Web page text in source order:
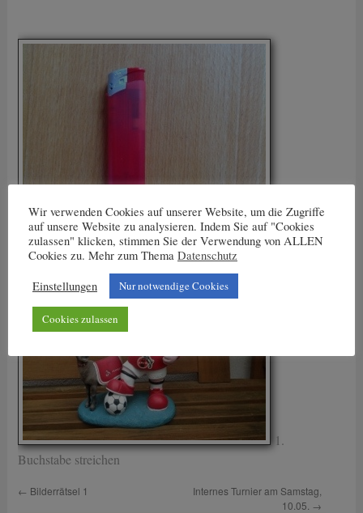
1.
Buchstabe streichen
← Bilderrätsel 1
Internes Turnier am Samstag,
10.05. →
Wir verwenden Cookies auf unserer Website, um die Zugriffe
auf unsere Website zu analysieren. Indem Sie auf "Cookies
zulassen" klicken, stimmen Sie der Verwendung von ALLEN
Cookies zu. Mehr zum Thema Datenschutz
Einstellungen
Nur notwendige Cookies
Cookies zulassen